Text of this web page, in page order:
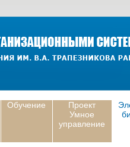
Обучение
Проект
Умное
управление